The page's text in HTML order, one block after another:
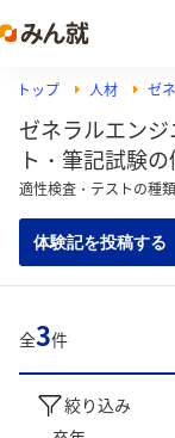
トップ 人材 ゼ
ゼネラルエン
ト・筆記試験
適性検査・テストの種
体験記を投稿する
全3件
絞り込み